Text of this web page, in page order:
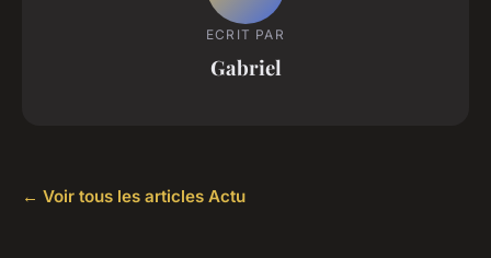
ECRIT PAR
Gabriel
← Voir tous les articles Actu